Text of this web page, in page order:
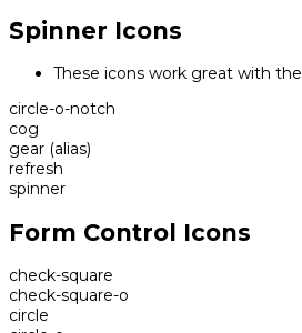
Spinner Icons
These icons work great with the
circle-o-notch
cog
gear (alias)
refresh
spinner
Form Control Icons
check-square
check-square-o
circle